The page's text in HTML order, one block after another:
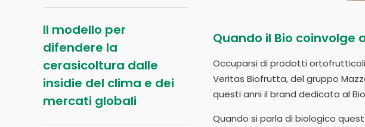
Quando il Bio coinvolge
Occuparsi di prodotti
Veritas Biofrutta, del gruppo
questi anni il brand dedicato al
Quando si parla di biologico
Il modello per
difendere la
cerasicoltura dalle
insidie del clima e dei
mercati globali